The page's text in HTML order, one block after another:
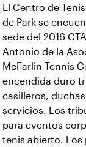
El Centro de
de Park se
sede del 2016
Antonio de la
McFarlin Tennis
encendida duro
casilleros,
servicios. Los
para eventos
tenis abierto. Los